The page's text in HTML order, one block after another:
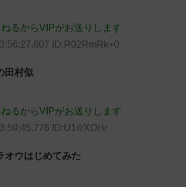
るからVIPがお送りします
ID:R02RmRk+0
田村似
るからVIPがお送りします
ID:U1iI/XOHr
オウはじめてみた